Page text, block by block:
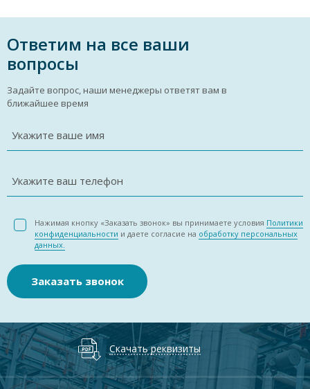
Ответим на все ваши
вопросы
Задайте вопрос, наши менеджеры ответят вам в
ближайшее время
Укажите ваше имя
Укажите ваш телефон
Нажимая кнопку «Заказать звонок» вы принимаете условия Политики
конфиденциальности и даете согласие на обработку персональных
данных.
Заказать звонок
Скачать реквизиты
На этом сайте